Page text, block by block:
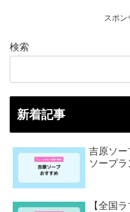
スポン
検索
新着記事
吉原ソ
ソープ
【全国